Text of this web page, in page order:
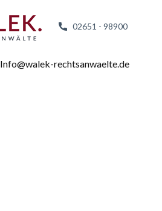
02651 - 98900
Info@walek-rechtsanwaelte.de